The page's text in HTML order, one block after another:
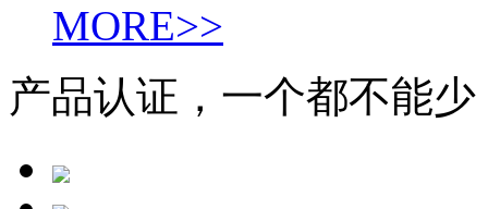
MORE>>
产品认证，一个都不能少